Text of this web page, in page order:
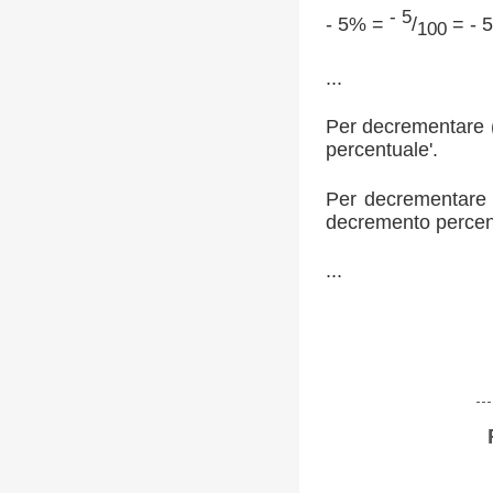
- 5% = - 5/100= - 5
...
Per
percentuale'.
Per
decremento
...